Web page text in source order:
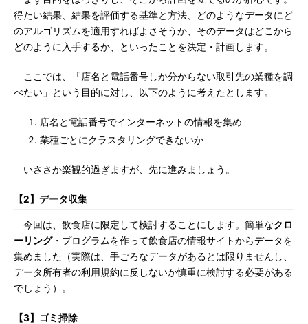
得たい結果、結果を評価する基準と方法、どのようなデータにど
のアルゴリズムを適用すればよさそうか、そのデータはどこから
どのように入手するか、といったことを決定・計画します。
ここでは、「店名と電話番号しか分からない取引先の業種を調
べたい」という目的に対し、以下のように考えたとします。
店名と電話番号でインターネットの情報を集め
業種ごとにクラスタリングできないか
いささか楽観的過ぎますが、先に進みましょう。
【2】データ収集
今回は、飲食店に限定して検討することにします。簡単なクロ
ーリング・プログラムを作って飲食店の情報サイトからデータを
集めました（実際は、手ごろなデータがあるとは限りませんし、
データ所有者の利用規約に反しないか慎重に検討する必要がある
でしょう）。
【3】ゴミ掃除